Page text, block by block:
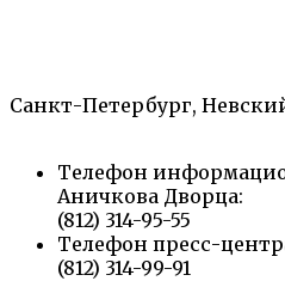
Санкт-Петербург,
Телефон
Аничкова Дворца:
(812) 314-95-55
Телефон пресс-
(812) 314-99-91